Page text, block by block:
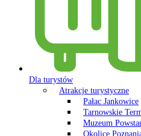
Dla turystów
Atrakcje turystyczne
Pałac Jankowice
Tarnowskie
Muzeum
Okolice